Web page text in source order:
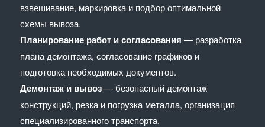
взвешивание, маркировка и подбор оптимальной
схемы вывоза.
Планирование работ и согласования — разработка
плана демонтажа, согласование графиков и
подготовка необходимых документов.
Демонтаж и вывоз— безопасный демонтаж
конструкций, резка и погрузка металла, организация
специализированного транспорта.